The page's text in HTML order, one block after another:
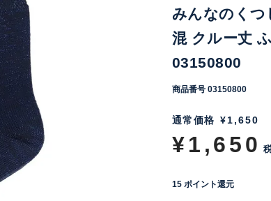
みんなのくつ
混 クルー丈
03150800
商品番号 03150800
通常価格 ¥1,650
¥1,650
15 ポイント還元